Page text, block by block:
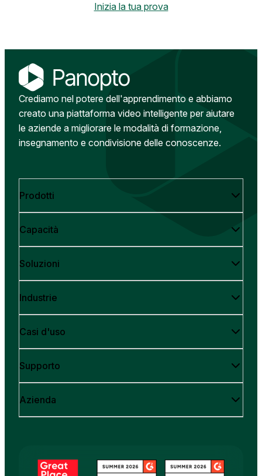
Inizia la tua prova
Crediamo nel potere dell'apprendimento e abbiamo
creato una piattaforma video intelligente per aiutare
le aziende a migliorare le modalità di formazione,
insegnamento e condivisione delle conoscenze.
Prodotti
Capacità
Soluzioni
Industrie
Casi d'uso
Supporto
Azienda